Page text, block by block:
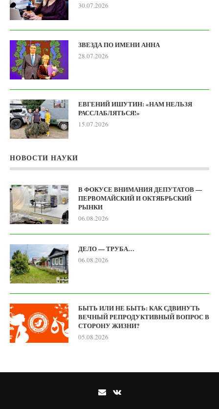
30.07.2026
ЗВЕЗДА ПО ИМЕНИ АННА
28.07.2026
ЕВГЕНИЙ ИШУТИН: «НАМ НЕЛЬЗЯ
РАССЛАБЛЯТЬСЯ!»
15.07.2026
НОВОСТИ НАУКИ
В ФОКУСЕ ВНИМАНИЯ ДЕПУТАТОВ —
ПЕРВОМАЙСКИЙ И ОКТЯБРЬСКИЙ
РЫНКИ
06.08.2026
ДЕЛО — ТРУБА…
06.08.2026
БЫТЬ ИЛИ НЕ БЫТЬ: КАК СДВИНУТЬ
ВЕЧНЫЙ РЕПРОДУКТИВНЫЙ ВОПРОС В
СТОРОНУ ЖИЗНИ?
05.08.2026